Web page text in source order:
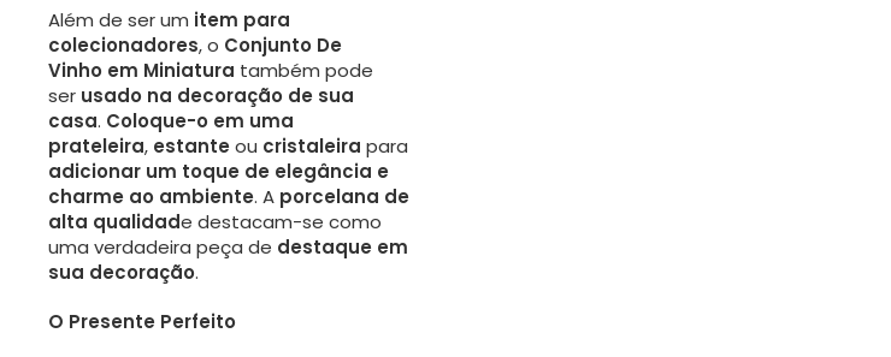
Além de ser um item para
colecionadores, o Conjunto De
Vinho em Miniatura também pode
ser usado na decoração de sua
casa. Coloque-o em uma
prateleira, estante ou cristaleira para
adicionar um toque de elegância e
charme ao ambiente. A porcelana de
alta qualidade destacam-se como
uma verdadeira peça de destaque em
sua decoração.
O Presente Perfeito